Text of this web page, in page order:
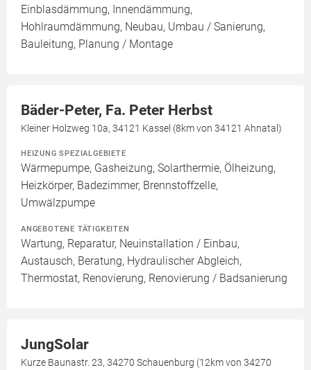
Einblasdämmung, Innendämmung,
Hohlraumdämmung, Neubau, Umbau / Sanierung,
Bauleitung, Planung / Montage
Bäder-Peter, Fa. Peter Herbst
Kleiner Holzweg 10a, 34121 Kassel (8km von 34121 Ahnatal)
HEIZUNG SPEZIALGEBIETE
Wärmepumpe, Gasheizung, Solarthermie, Ölheizung,
Heizkörper, Badezimmer, Brennstoffzelle,
Umwälzpumpe
ANGEBOTENE TÄTIGKEITEN
Wartung, Reparatur, Neuinstallation / Einbau,
Austausch, Beratung, Hydraulischer Abgleich,
Thermostat, Renovierung, Renovierung / Badsanierung
JungSolar
Kurze Baunastr. 23, 34270 Schauenburg (12km von 34270